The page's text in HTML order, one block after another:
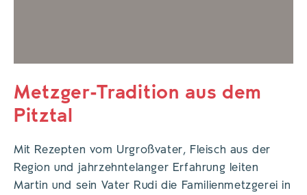
Metzger-Tradition aus dem
Pitztal
Mit Rezepten vom Urgroßvater, Fleisch aus der
Region und jahrzehntelanger Erfahrung leiten
Martin und sein Vater Rudi die Familienmetzgerei in